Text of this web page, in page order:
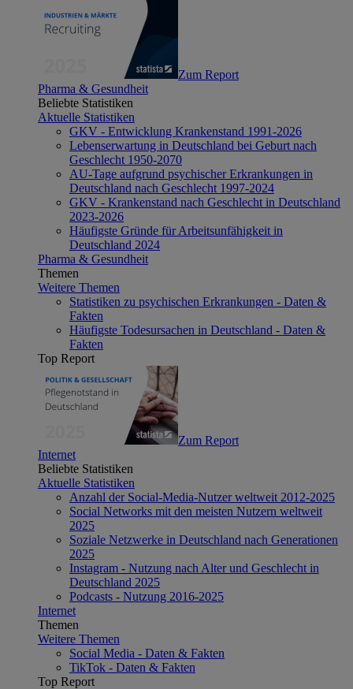
Zum Report
Pharma & Gesundheit
Beliebte Statistiken
Aktuelle Statistiken
GKV - Entwicklung Krankenstand 1991-2026
Lebenserwartung in Deutschland bei Geburt nach
Geschlecht 1950-2070
AU-Tage aufgrund psychischer Erkrankungen in
Deutschland nach Geschlecht 1997-2024
GKV - Krankenstand nach Geschlecht in Deutschland
2023-2026
Häufigste Gründe für Arbeitsunfähigkeit in
Deutschland 2024
Pharma & Gesundheit
Themen
Weitere Themen
Statistiken zu psychischen Erkrankungen - Daten &
Fakten
Häufigste Todesursachen in Deutschland - Daten &
Fakten
Top Report
Zum Report
Internet
Beliebte Statistiken
Aktuelle Statistiken
Anzahl der Social-Media-Nutzer weltweit 2012-2025
Social Networks mit den meisten Nutzern weltweit
2025
Soziale Netzwerke in Deutschland nach Generationen
2025
Instagram - Nutzung nach Alter und Geschlecht in
Deutschland 2025
Podcasts - Nutzung 2016-2025
Internet
Themen
Weitere Themen
Social Media - Daten & Fakten
TikTok - Daten & Fakten
Top Report